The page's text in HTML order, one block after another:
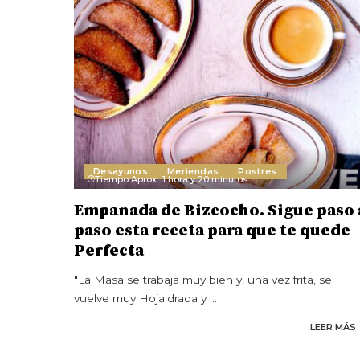
Desayunos Meriendas Postres
Tiempo Aprox.: 1 hora y 20 minutos
Empanada de Bizcocho. Sigue paso
paso esta receta para que te quede
Perfecta
"La Masa se trabaja muy bien y, una vez frita, se
vuelve muy Hojaldrada y
LEER MÁS